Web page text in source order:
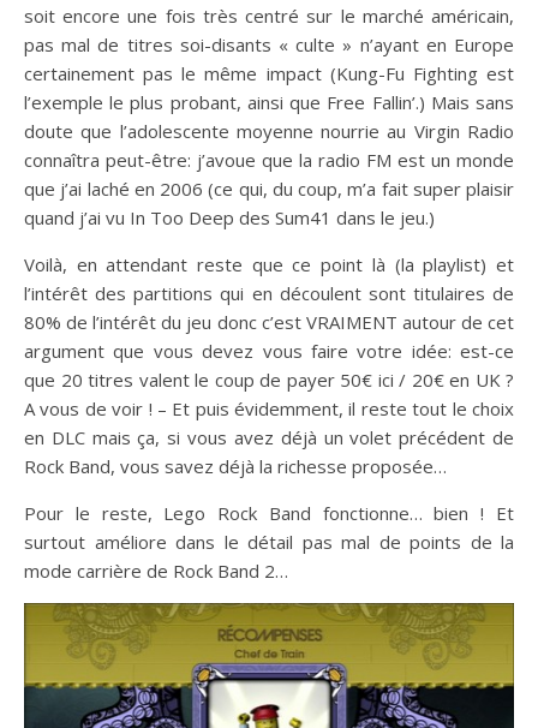
soit encore une fois très centré sur le marché américain,
pas mal de titres soi-disants « culte » n’ayant en Europe
certainement pas le même impact (Kung-Fu Fighting est
l’exemple le plus probant, ainsi que Free Fallin’.) Mais sans
doute que l’adolescente moyenne nourrie au Virgin Radio
connaîtra peut-être: j’avoue que la radio FM est un monde
que j’ai laché en 2006 (ce qui, du coup, m’a fait super plaisir
quand j’ai vu In Too Deep des Sum41 dans le jeu.)
Voilà, en attendant reste que ce point là (la playlist) et
l’intérêt des partitions qui en découlent sont titulaires de
80% de l’intérêt du jeu donc c’est VRAIMENT autour de cet
argument que vous devez vous faire votre idée: est-ce
que 20 titres valent le coup de payer 50€ ici / 20€ en UK ?
A vous de voir ! – Et puis évidemment, il reste tout le choix
en DLC mais ça, si vous avez déjà un volet précédent de
Rock Band, vous savez déjà la richesse proposée…
Pour le reste, Lego Rock Band fonctionne… bien ! Et
surtout améliore dans le détail pas mal de points de la
mode carrière de Rock Band 2…